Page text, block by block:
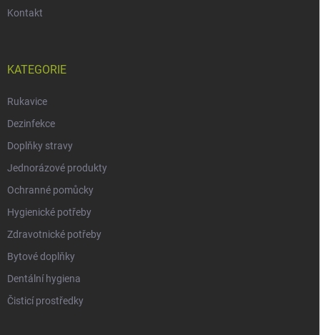
Kontakt
KATEGORIE
Rukavice
Dezinfekce
Doplňky stravy
Jednorázové produkty
Ochranné pomůcky
Hygienické potřeby
Zdravotnické potřeby
Bytové doplňky
Dentální hygiena
Čisticí prostředky